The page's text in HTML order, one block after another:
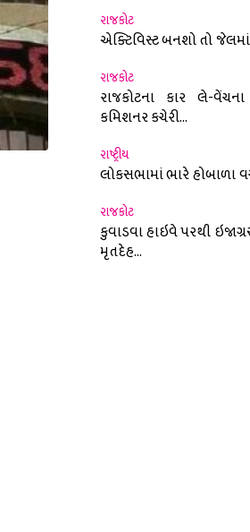
રાજકોટ
એક્ટિવિસ્ટ બનશો તો
રાજકોટ
રાજકોટના કાર લે-
કમિશનર કચેરી...
રાષ્ટ્રીય
લોકસભામાં ભારે હોબાળા
રાજકોટ
કુવાડવા હાઇવે પરથી
મૃતદેહ...